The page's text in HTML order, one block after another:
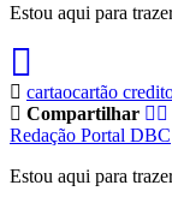
Estou aqui para
cartaocartão
Compartilhar
Redação Portal DBC
Estou aqui para